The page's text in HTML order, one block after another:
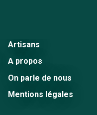
Artisans
A propos
On parle de nous
Mentions légales